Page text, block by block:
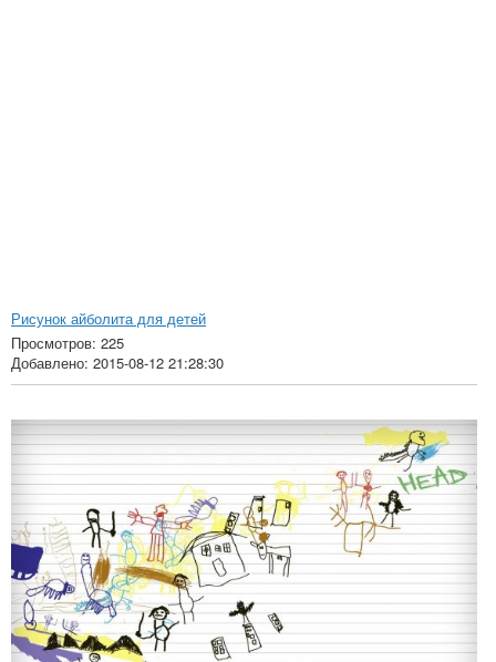
Рисунок айболита для детей
Просмотров: 225
Добавлено: 2015-08-12 21:28:30